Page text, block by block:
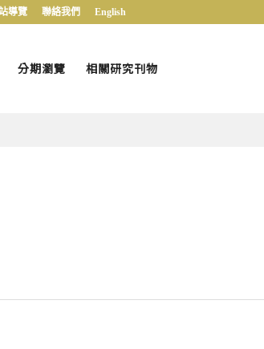
導覽 聯絡我們 English
分期瀏覽 相關研究刊物